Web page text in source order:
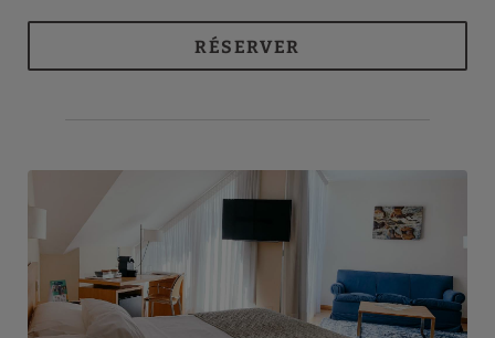
RÉSERVER